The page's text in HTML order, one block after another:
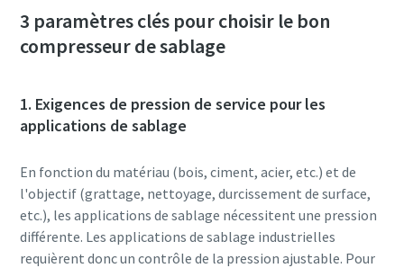
3 paramètres clés pour choisir le bon
compresseur de sablage
1. Exigences de pression de service pour les
applications de sablage
En fonction du matériau (bois, ciment, acier, etc.) et de
l'objectif (grattage, nettoyage, durcissement de surface,
etc.), les applications de sablage nécessitent une pression
différente. Les applications de sablage industrielles
requièrent donc un contrôle de la pression ajustable. Pour